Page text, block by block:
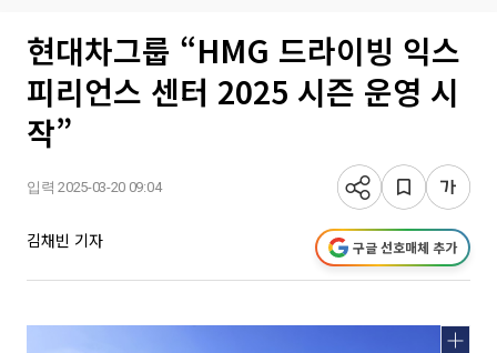
현대차그룹 “HMG 드라이빙 익스
피리언스 센터 2025 시즌 운영 시
작”
입력 2025-03-20 09:04
김채빈 기자 구글 선호매체 추가